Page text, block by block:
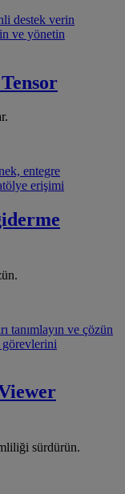
destek verin
ve yönetin
entegre
erişimi
tanımlayın ve çözün
sürdürün.